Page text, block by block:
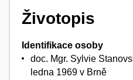
Životopis
Identifikace osoby
doc. Mgr. Sylvie
ledna 1969 v Brně